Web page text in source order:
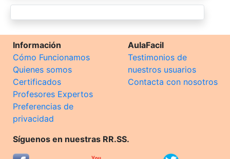
Información
Cómo Funcionamos
Quienes somos
Certificados
Profesores Expertos
Preferencias de
privacidad
AulaFacil
Testimonios de
nuestros usuarios
Contacta con nosotros
Síguenos en nuestras RR.SS.